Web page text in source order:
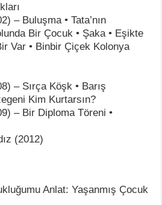
– Buluşma • Tata’nın
Bir Çocuk • Şaka • Eşikte
Var • Binbir Çiçek Kolonya
– Sırça Köşk • Barış
Kim Kurtarsın?
– Bir Diploma Töreni •
(2012)
Anlat: Yaşanmış Çocuk